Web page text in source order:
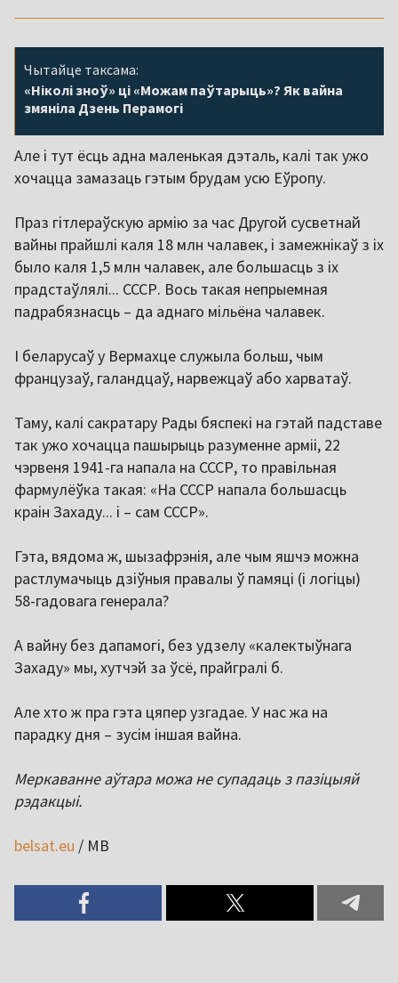
Чытайце таксама:
«Ніколі зноў» ці «Можам паўтарыць»? Як вайна
змяніла Дзень Перамогі
Але і тут ёсць адна маленькая дэталь, калі так ужо
хочацца замазаць гэтым брудам усю Еўропу.
Праз гітлераўскую армію за час Другой сусветнай
вайны прайшлі каля 18 млн чалавек, і замежнікаў з іх
было каля 1,5 млн чалавек, але большасць з іх
прадстаўлялі... СССР. Вось такая непрыемная
падрабязнасць – да аднаго мільёна чалавек.
І беларусаў у Вермахце служыла больш, чым
французаў, галандцаў, нарвежцаў або харватаў.
Таму, калі сакратару Рады бяспекі на гэтай падставе
так ужо хочацца пашырыць разуменне арміі, 22
чэрвеня 1941-га напала на СССР, то правільная
фармулёўка такая: «На СССР напала большасць
краін Захаду... і – сам СССР».
Гэта, вядома ж, шызафрэнія, але чым яшчэ можна
растлумачыць дзіўныя правалы ў памяці (і логіцы)
58-гадовага генерала?
А вайну без дапамогі, без удзелу «калектыўнага
Захаду» мы, хутчэй за ўсё, прайгралі б.
Але хто ж пра гэта цяпер узгадае. У нас жа на
парадку дня – зусім іншая вайна.
Меркаванне аўтара можа не супадаць з пазіцыяй
рэдакцыі.
belsat.eu / МВ